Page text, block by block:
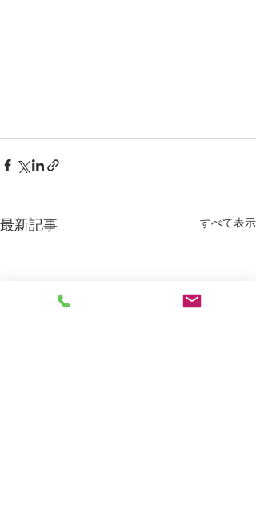
最新記事 すべて表示